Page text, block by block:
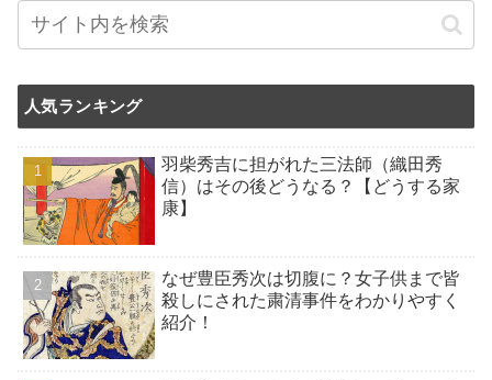
人気ランキング
羽柴秀吉に担がれた三法師（織田秀
信）はその後どうなる？【どうする家
康】
なぜ豊臣秀次は切腹に？女子供まで皆
殺しにされた粛清事件をわかりやすく
紹介！